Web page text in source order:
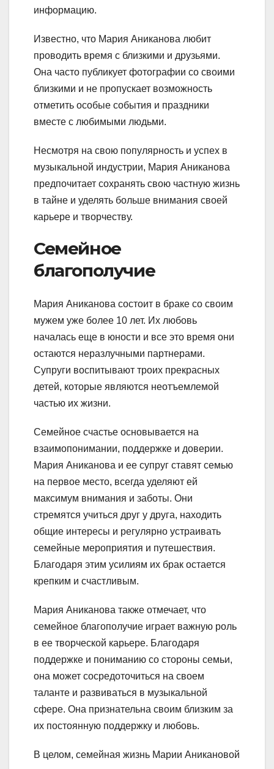
информацию.
Известно, что Мария Аниканова любит
проводить время с близкими и друзьями.
Она часто публикует фотографии со своими
близкими и не пропускает возможность
отметить особые события и праздники
вместе с любимыми людьми.
Несмотря на свою популярность и успех в
музыкальной индустрии, Мария Аниканова
предпочитает сохранять свою частную жизнь
в тайне и уделять больше внимания своей
карьере и творчеству.
Семейное
благополучие
Мария Аниканова состоит в браке со своим
мужем уже более 10 лет. Их любовь
началась еще в юности и все это время они
остаются неразлучными партнерами.
Супруги воспитывают троих прекрасных
детей, которые являются неотъемлемой
частью их жизни.
Семейное счастье основывается на
взаимопонимании, поддержке и доверии.
Мария Аниканова и ее супруг ставят семью
на первое место, всегда уделяют ей
максимум внимания и заботы. Они
стремятся учиться друг у друга, находить
общие интересы и регулярно устраивать
семейные мероприятия и путешествия.
Благодаря этим усилиям их брак остается
крепким и счастливым.
Мария Аниканова также отмечает, что
семейное благополучие играет важную роль
в ее творческой карьере. Благодаря
поддержке и пониманию со стороны семьи,
она может сосредоточиться на своем
таланте и развиваться в музыкальной
сфере. Она признательна своим близким за
их постоянную поддержку и любовь.
В целом, семейная жизнь Марии Аникановой